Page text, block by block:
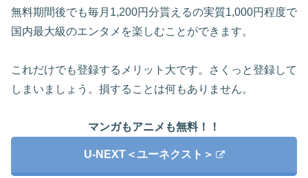
無料期間後でも毎月1,200円分貰えるの実質1,000円程度で
国内最大級のエンタメを楽しむことができます。
これだけでも登録するメリット大です。さくっと登録して
しまいましょう。損することは何もありません。
マンガもアニメも無料！！
U-NEXT＜ユーネクスト＞